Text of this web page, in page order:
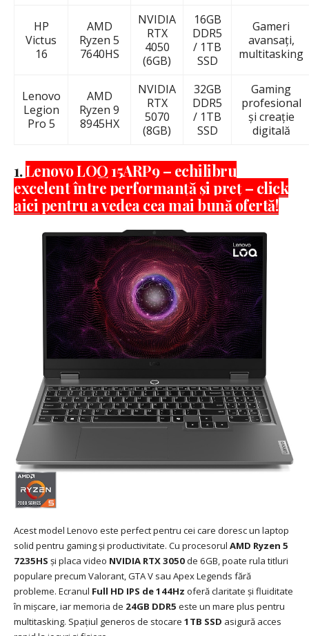
HP
Victus
16
AMD
Ryzen 5
7640HS
NVIDIA
RTX
4050
(6GB)
16GB
DDR5
/ 1TB
SSD
Gameri
avansați,
multitasking
Lenovo
Legion
Pro 5
AMD
Ryzen 9
8945HX
NVIDIA
RTX
5070
(8GB)
32GB
DDR5
/ 1TB
SSD
Gaming
profesional
și creație
digitală
1.Lenovo LOQ 15ARP9 – echilibru
excelent între performanță și preț – click
aici pentru a vedea cea mai bună ofertă!
Acest model Lenovo este perfect pentru cei care doresc un laptop
solid pentru gaming și productivitate. Cu procesorul AMD Ryzen 5
7235HS și placa video NVIDIA RTX 3050de 6GB, poate rula titluri
populare precum Valorant, GTA V sau Apex Legends fără
probleme. Ecranul Full HD IPS de 144Hz oferă claritate și fluiditate
în mișcare, iar memoria de 24GB DDR5 este un mare plus pentru
multitasking. Spațiul generos de stocare 1TB SSD asigură acces